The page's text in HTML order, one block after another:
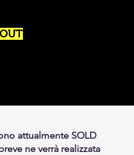
attualmente SOLD
ne verrà realizzata